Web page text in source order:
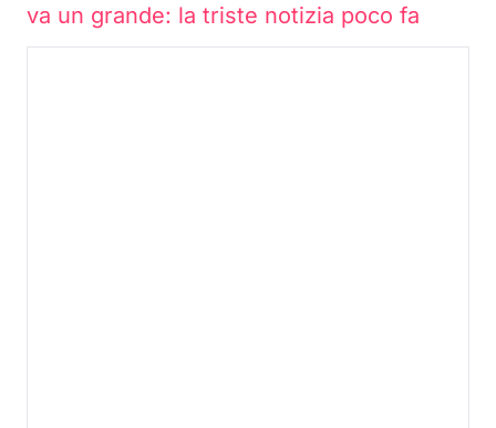
va un grande: la triste notizia poco fa